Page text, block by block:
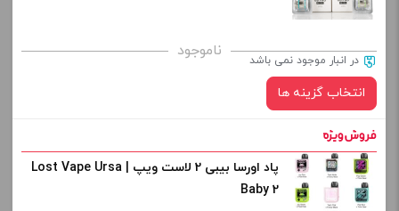
برای فعال شدن سبد خرید و نمایش قیمت ، گزینه های محصول را
از کادر بالا انتخاب کنید.
+
افزودن به سبد خرید
ناموجود در انبار موجود نمی باشد
انتخاب گزینه ها
نوع کویل :
پاد اورسا بیبی 2 لاست ویپ | Lost Vape Ursa
Baby 2